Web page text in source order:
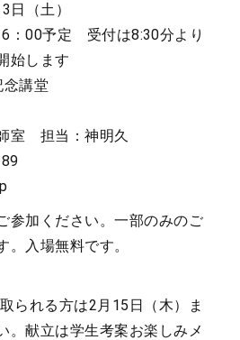
（土）
：00予定 受付は8:30分より
始します
講堂
室 担当：神明久
参加ください。一部のみのご
。入場無料です。
られる方は2月15日（木）ま
。献立は学生考案お楽しみメ